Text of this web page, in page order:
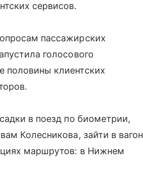
сервисов.
пассажирских
голосового
половины клиентских
в поезд по биометрии,
Колесникова, зайти в вагон
маршрутов: в Нижнем